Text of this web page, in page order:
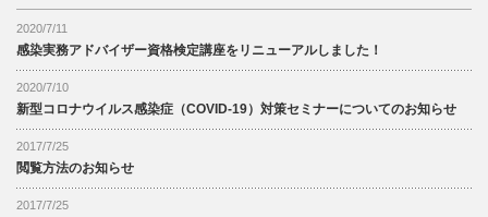
2020/7/11
感染実務アドバイザー資格検定講座をリニューアルしました！
2020/7/10
新型コロナウイルス感染症（COVID-19）対策セミナーについてのお知らせ
2017/7/25
閲覧方法のお知らせ
2017/7/25